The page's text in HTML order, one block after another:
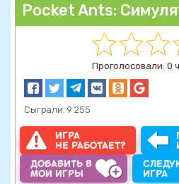
Pocket Ants:
Проголосовали: 0
Сыграли: 9 255
ИГРА
НЕ РАБОТАЕТ?
ДОБАВИТЬ В
МОИ ИГРЫ
ИГРА